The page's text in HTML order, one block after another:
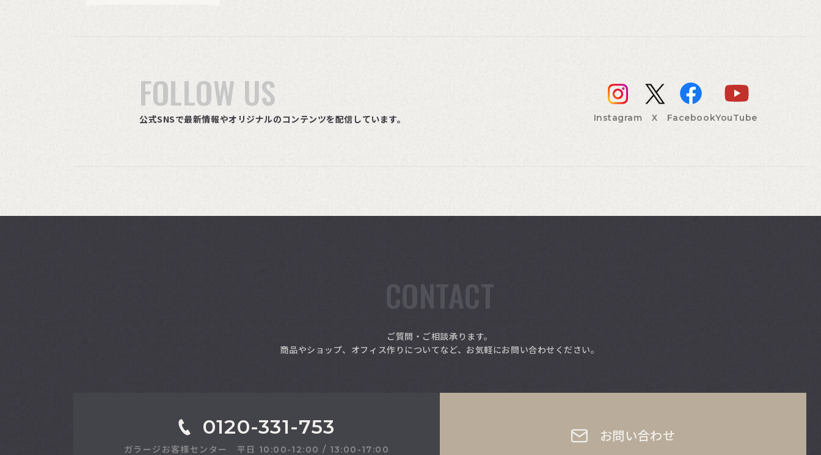
FOLLOW US
公式SNSで最新情報やオリジナルのコンテンツを配信しています。 Instagram X FacebookYouTube
CONTACT
ご質問・ご相談承ります。
商品やショップ、オフィス作りについてなど、お気軽にお問い合わせください。
0120-331-753
ガラージお客様センター 平日 10:00-12:00 / 13:00-17:00
お問い合わせ